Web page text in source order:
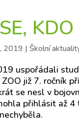
KDO
2019 | Školní
uspořádali
již 7. ročník
se nesl v
přihlásit až